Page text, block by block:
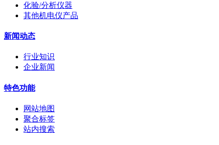
化验/分析仪器
其他机电仪产品
新闻动态
行业知识
企业新闻
特色功能
网站地图
聚合标签
站内搜索